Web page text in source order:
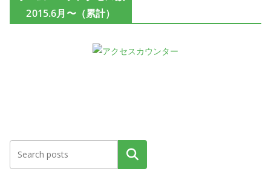
2015.6月〜（累計）
検索